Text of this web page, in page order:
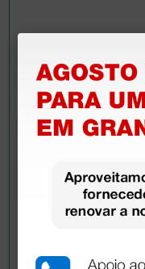
Pergunte a um
esclarecimentos?
colegas que já